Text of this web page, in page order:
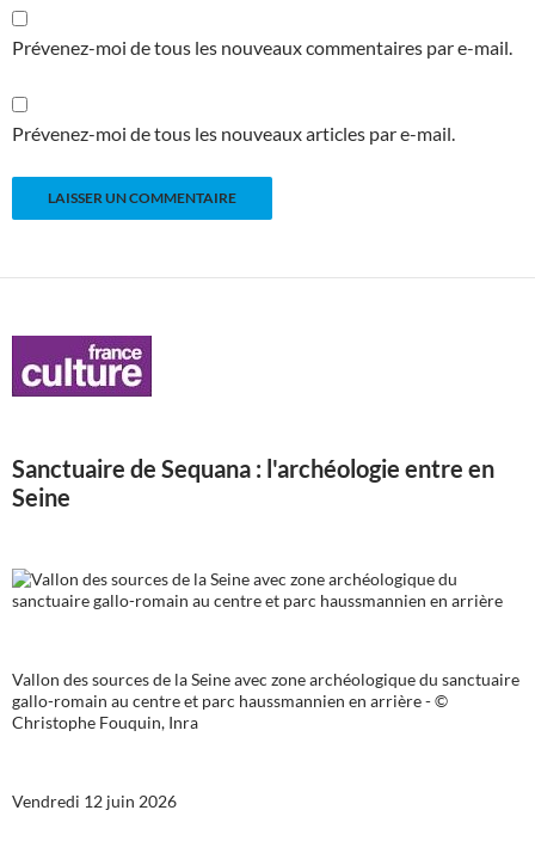
Prévenez-moi de tous les nouveaux commentaires par e-mail.
Prévenez-moi de tous les nouveaux articles par e-mail.
Sanctuaire de Sequana : l'archéologie entre en
Seine
Vallon des sources de la Seine avec zone archéologique du sanctuaire
gallo-romain au centre et parc haussmannien en arrière - ©
Christophe Fouquin, Inra
Vendredi 12 juin 2026